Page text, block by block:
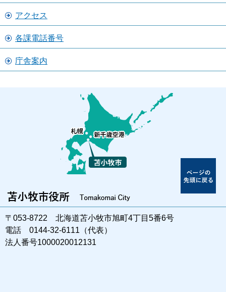
アクセス
各課電話番号
庁舎案内
〒053-8722 北海道苫小牧市旭町4丁目5番6号
電話 0144-32-6111（代表）
法人番号1000020012131